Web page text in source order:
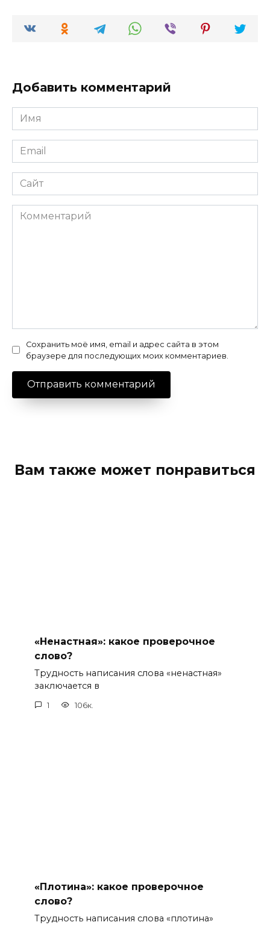
Добавить комментарий
Имя
*
Email
*
Сайт
Комментарий
Сохранить моё имя, email и адрес сайта в этом
браузере для последующих моих комментариев.
Вам также может понравиться
«Ненастная»: какое проверочное
слово?
Трудность написания слова «ненастная»
заключается в
1 106к.
«Плотина»: какое проверочное
слово?
Трудность написания слова «плотина»